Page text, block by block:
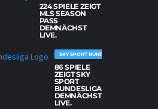
224 SPIELE ZEIGT
MLS SEASON
PASS
DEMNÄCHST
LIVE.
SKY SPORT BUNDESLIGA
86 SPIELE
ZEIGT SKY
SPORT
BUNDESLIGA
DEMNÄCHST
LIVE.